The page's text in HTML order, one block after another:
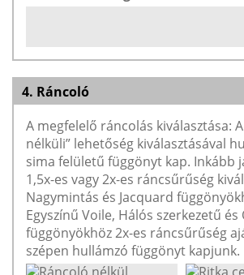
4. Ráncoló
A megfelelő ráncolás kiválasztása:
nélküli” lehetőség kiválasztásával
sima felületű függönyt kap. Inkább
1,5x-es vagy 2x-es ráncsűrűség
Nagymintás és Jacquard
Egyszínű Voile, Hálós szerkezetű és
függönyökhöz 2x-es ráncsűrűség
szépen hullámzó függönyt kapjunk.